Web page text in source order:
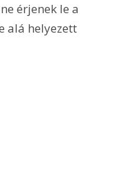
érjenek le a
alá helyezett